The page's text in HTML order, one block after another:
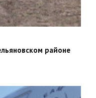
районе